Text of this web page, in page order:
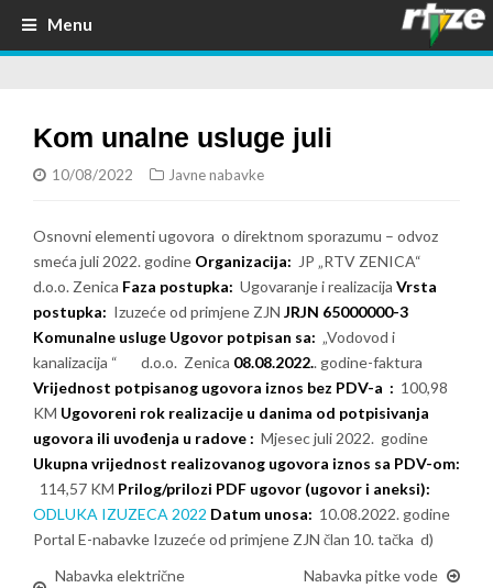
Menu
Kom unalne usluge juli
10/08/2022 Javne nabavke
Osnovni elementi ugovora o direktnom sporazumu – odvoz
smeća juli 2022. godine Organizacija: JP „RTV ZENICA“
d.o.o. Zenica Faza postupka: Ugovaranje i realizacija Vrsta
postupka: Izuzeće od primjene ZJN JRJN 65000000-3
Komunalne usluge Ugovor potpisan sa: „Vodovod i
kanalizacija “ d.o.o. Zenica 08.08.2022.. godine-faktura
Vrijednost potpisanog ugovora iznos bez PDV-a : 100,98
KM Ugovoreni rok realizacije u danima od potpisivanja
ugovora ili uvođenja u radove : Mjesec juli 2022. godine
Ukupna vrijednost realizovanog ugovora iznos sa PDV-om:
114,57 KM Prilog/prilozi PDF ugovor (ugovor i aneksi):
ODLUKA IZUZECA 2022 Datum unosa: 10.08.2022. godine
Portal E-nabavke Izuzeće od primjene ZJN član 10. tačka d)
Nabavka električne
Nabavka pitke vode